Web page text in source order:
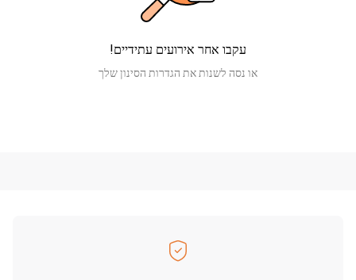
עקבו אחר אירועים עתידיים!
או נסה לשנות את הגדרות הסינון שלך